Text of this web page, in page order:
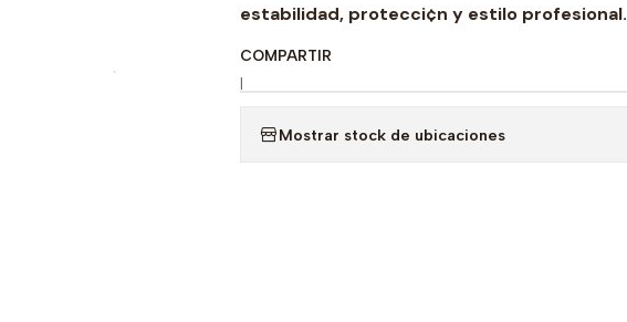
estabilidad, protecci¢n y estilo profesional.
COMPARTIR
|
Mostrar stock de ubicaciones